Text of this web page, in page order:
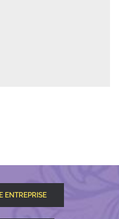
ENTREPRISE